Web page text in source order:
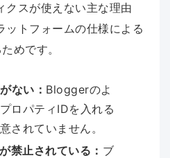
クスが使えない主な理由
ットフォームの仕様による
めです。
ない： Bloggerのよ
ロパティIDを入れる
されていません。
禁止されている： ブ